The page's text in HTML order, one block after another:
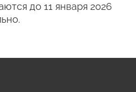
до 11 января 2026